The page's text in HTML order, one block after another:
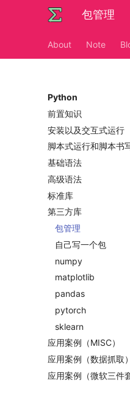
包管理
About Note
Python
前置知识
安装以及交互式运行
脚本式运行和脚本书
基础语法
内置类
内置关键字
Python数据结构练习
高级语法
函数式编程
面向对象编程
标准库
bisect
heapq
os
re
time
doctest
itertools
fractions
第三方库
包管理
自己写一个包
numpy
多维数组
线性代数
matplotlib
函数式
面向对象式
pandas
数据操作
数据约减
作图
pytorch
快速入门
张量基础
数据加载
搭建模型
sklearn
应用案例（MISC）
收发邮件
应用案例（数据抓取）
国家药监局GSP认证
应用案例（微软三件